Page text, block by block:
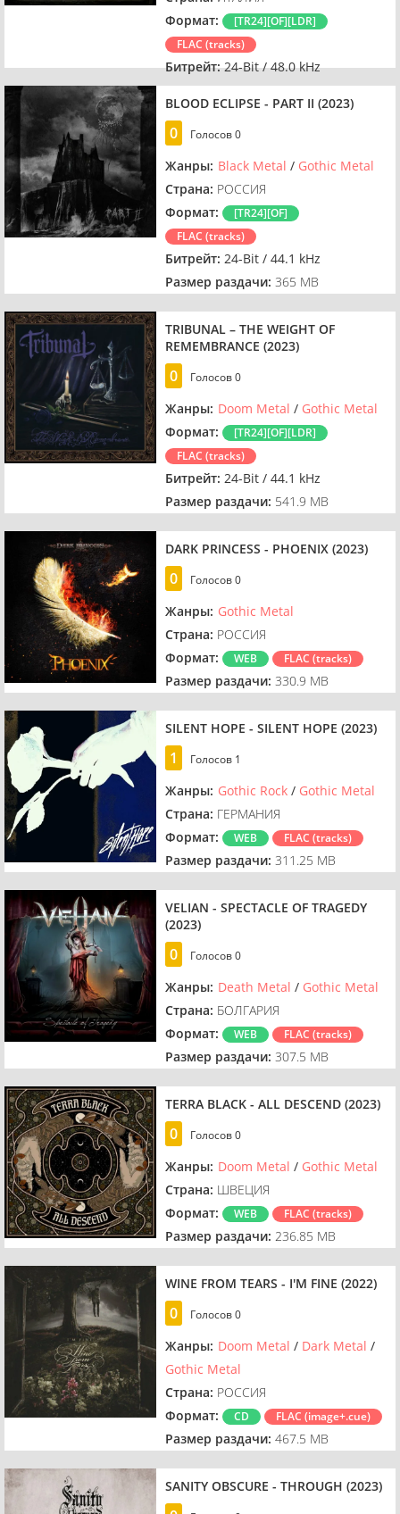
Формат:
[TR24][OF][LDR]
FLAC (tracks)
Битрейт:24-Bit / 48.0 kHz
Размер раздачи: 545.2 MB
BLOOD ECLIPSE - PART II (2023)
0 Голосов0
Жанры: Black Metal / Gothic Metal
Страна: РОССИЯ
Формат:
[TR24][OF]
FLAC (tracks)
Битрейт: 24-Bit / 44.1 kHz
Размер раздачи: 365 MB
TRIBUNAL – THE WEIGHT OF
REMEMBRANCE (2023)
0 Голосов0
Жанры: Doom Metal / Gothic Metal
Формат:
[TR24][OF][LDR]
FLAC (tracks)
Битрейт: 24-Bit / 44.1 kHz
Размер раздачи: 541.9 MB
DARK PRINCESS - PHOENIX (2023)
0 Голосов0
Жанры: Gothic Metal
Страна: РОССИЯ
Формат:
WEB FLAC (tracks)
Размер раздачи: 330.9 MB
SILENT HOPE - SILENT HOPE (2023)
1 Голосов 1
Жанры: Gothic Rock / Gothic Metal
Страна: ГЕРМАНИЯ
Формат:
WEB FLAC (tracks)
Размер раздачи: 311.25 MB
VELIAN - SPECTACLE OF TRAGEDY
(2023)
0 Голосов0
Жанры: Death Metal / Gothic Metal
Страна: БОЛГАРИЯ
Формат:
WEB FLAC (tracks)
Размер раздачи: 307.5 MB
TERRA BLACK - ALL DESCEND (2023)
0 Голосов0
Жанры: Doom Metal / Gothic Metal
Страна: ШВЕЦИЯ
Формат:
WEB FLAC (tracks)
Размер раздачи: 236.85 MB
WINE FROM TEARS - I'M FINE (2022)
0 Голосов0
Жанры: Doom Metal / Dark Metal /
Gothic Metal
Страна: РОССИЯ
Формат:
CD FLAC (image+.cue)
Размер раздачи: 467.5 MB
SANITY OBSCURE - THROUGH (2023)